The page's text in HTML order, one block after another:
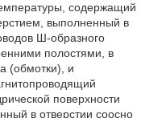
содержащий
выполненный в
Ш-образного
полостями, в
(обмотки), и
поверхности
в отверстии соосно